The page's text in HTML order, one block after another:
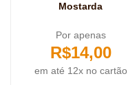
Mostarda
Por apenas
R$14,00
em até 12x no cartão